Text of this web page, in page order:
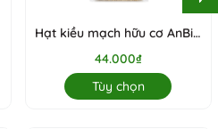
Hạt kiều mạch hữu cơ AnBio
44.000₫
Tùy chọn